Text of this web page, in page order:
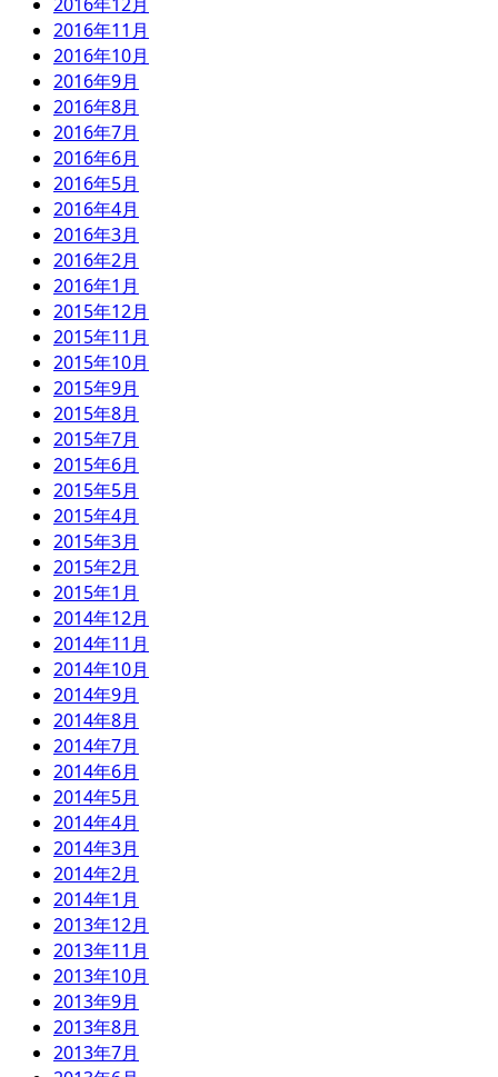
2016年11月
2016年10月
2016年9月
2016年8月
2016年7月
2016年6月
2016年5月
2016年4月
2016年3月
2016年2月
2016年1月
2015年12月
2015年11月
2015年10月
2015年9月
2015年8月
2015年7月
2015年6月
2015年5月
2015年4月
2015年3月
2015年2月
2015年1月
2014年12月
2014年11月
2014年10月
2014年9月
2014年8月
2014年7月
2014年6月
2014年5月
2014年4月
2014年3月
2014年2月
2014年1月
2013年12月
2013年11月
2013年10月
2013年9月
2013年8月
2013年7月